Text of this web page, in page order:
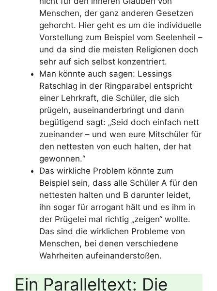
Menschen, der ganz anderen Gesetzen
gehorcht. Hier geht es um die individuelle
Vorstellung zum Beispiel vom Seelenheil –
und da sind die meisten Religionen doch
sehr auf sich selbst konzentriert.
Man könnte auch sagen: Lessings
Ratschlag in der Ringparabel entspricht
einer Lehrkraft, die Schüler, die sich
prügeln, auseinanderbringt und dann
begütigend sagt: „Seid doch einfach nett
zueinander – und wen eure Mitschüler für
den nettesten von euch halten, der hat
gewonnen.“
Das wirkliche Problem könnte zum
Beispiel sein, dass alle Schüler A für den
nettesten halten und B darunter leidet,
ihn sogar für arrogant hält und es ihm in
der Prügelei mal richtig „zeigen“ wollte.
Das sind die wirklichen Probleme von
Menschen, bei denen verschiedene
Wahrheiten aufeinanderstoßen.
Ein Paralleltext: Die